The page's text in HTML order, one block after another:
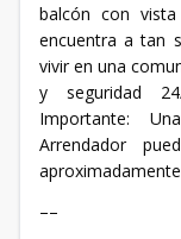
balcón con
encuentra a tan
vivir en una
y seguridad
Importante:
Arrendador
––